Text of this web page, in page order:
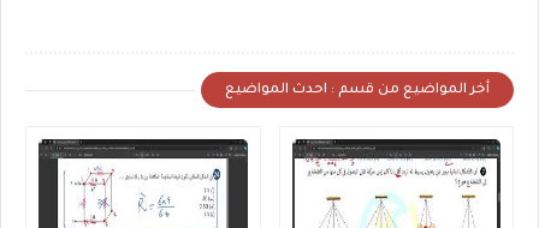
أخر المواضيع من قسم : احدث المواضيع